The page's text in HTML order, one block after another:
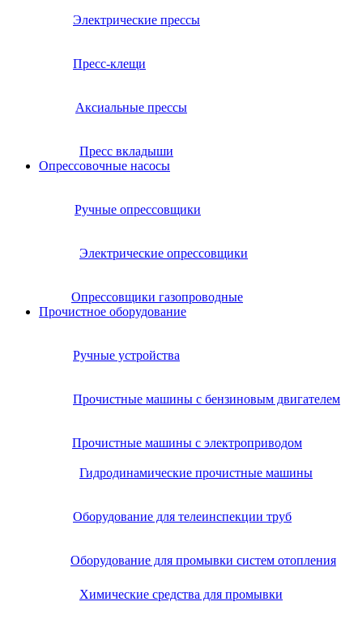
Электрические прессы
Пресс-клещи
Аксиальные прессы
Пресс вкладыши
Опрессовочные насосы
Ручные опрессовщики
Электрические опрессовщики
Опрессовщики газопроводные
Прочистное оборудование
Ручные устройства
Прочистные машины с бензиновым двигателем
Прочистные машины с электроприводом
Гидродинамические прочистные машины
Оборудование для телеинспекции труб
Оборудование для промывки систем отопления
Химические средства для промывки